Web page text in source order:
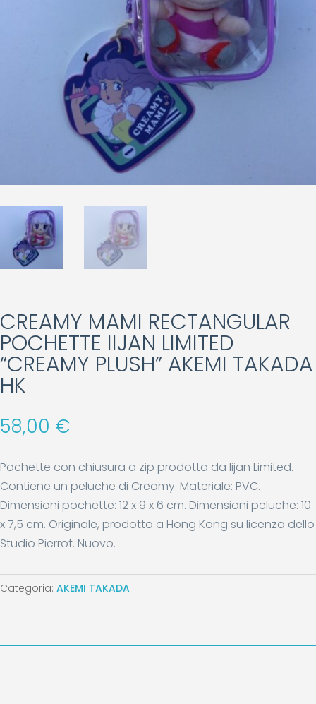
CREAMY MAMI RECTANGULAR
POCHETTE IIJAN LIMITED
“CREAMY PLUSH” AKEMI TAKADA
HK
58,00 €
Pochette con chiusura a zip prodotta da Iijan Limited.
Contiene un peluche di Creamy. Materiale: PVC.
Dimensioni pochette: 12 x 9 x 6 cm. Dimensioni peluche: 10
x 7,5 cm. Originale, prodotto a Hong Kong su licenza dello
Studio Pierrot. Nuovo.
Categoria: AKEMI TAKADA